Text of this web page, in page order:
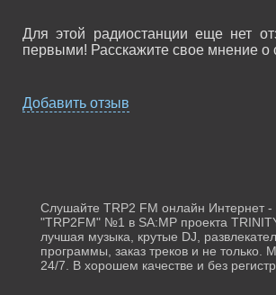
Для этой радиостанции еще нет
первыми! Расскажите свое мнение о
Добавить отзыв
Слушайте TRP2 FM онлайн Интернет
"TRP2FM" №1 в SA:MP проекта
лучшая музыка, крутые DJ,
программы, заказ треков и не только.
24/7. В хорошем качестве и без